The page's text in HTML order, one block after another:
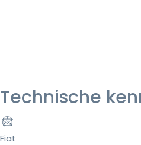
Technische
Fiat